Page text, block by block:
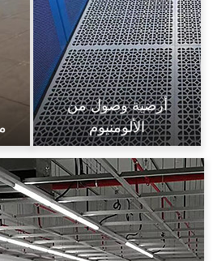
أرضية وصول من
الألومنيوم
لوحة صلبة
لوحة مثقبة